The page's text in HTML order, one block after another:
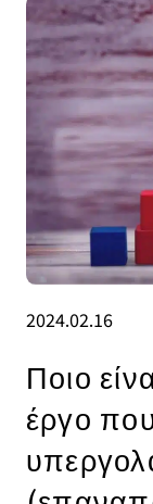
2024.02.16
Ποιο
έργο